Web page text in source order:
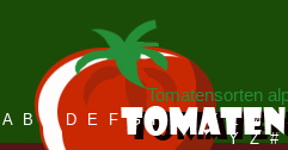
Tomatensorten
A B C D E F G H I J K L M N
Y Z #